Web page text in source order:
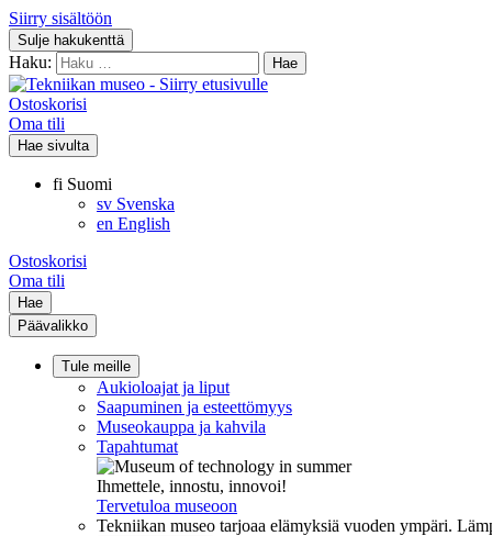
Siirry sisältöön
Sulje hakukenttä
Haku:
Ostoskorisi
Oma tili
Hae sivulta
fi Suomi
sv Svenska
en English
Ostoskorisi
Oma tili
Hae
Päävalikko
Tule meille
Aukioloajat ja liput
Saapuminen ja esteettömyys
Museokauppa ja kahvila
Tapahtumat
Ihmettele, innostu, innovoi!
Tervetuloa museoon
Tekniikan museo tarjoaa elämyksiä vuoden ympäri.